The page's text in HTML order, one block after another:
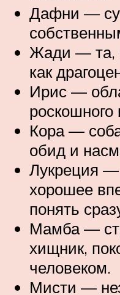
Дафни —
Жади — та,
как
Ирис —
роскошного
Кора —
обид и
Лукреция —
хорошее
понять
Мамба —
хищник,
человеком.
Мисти —